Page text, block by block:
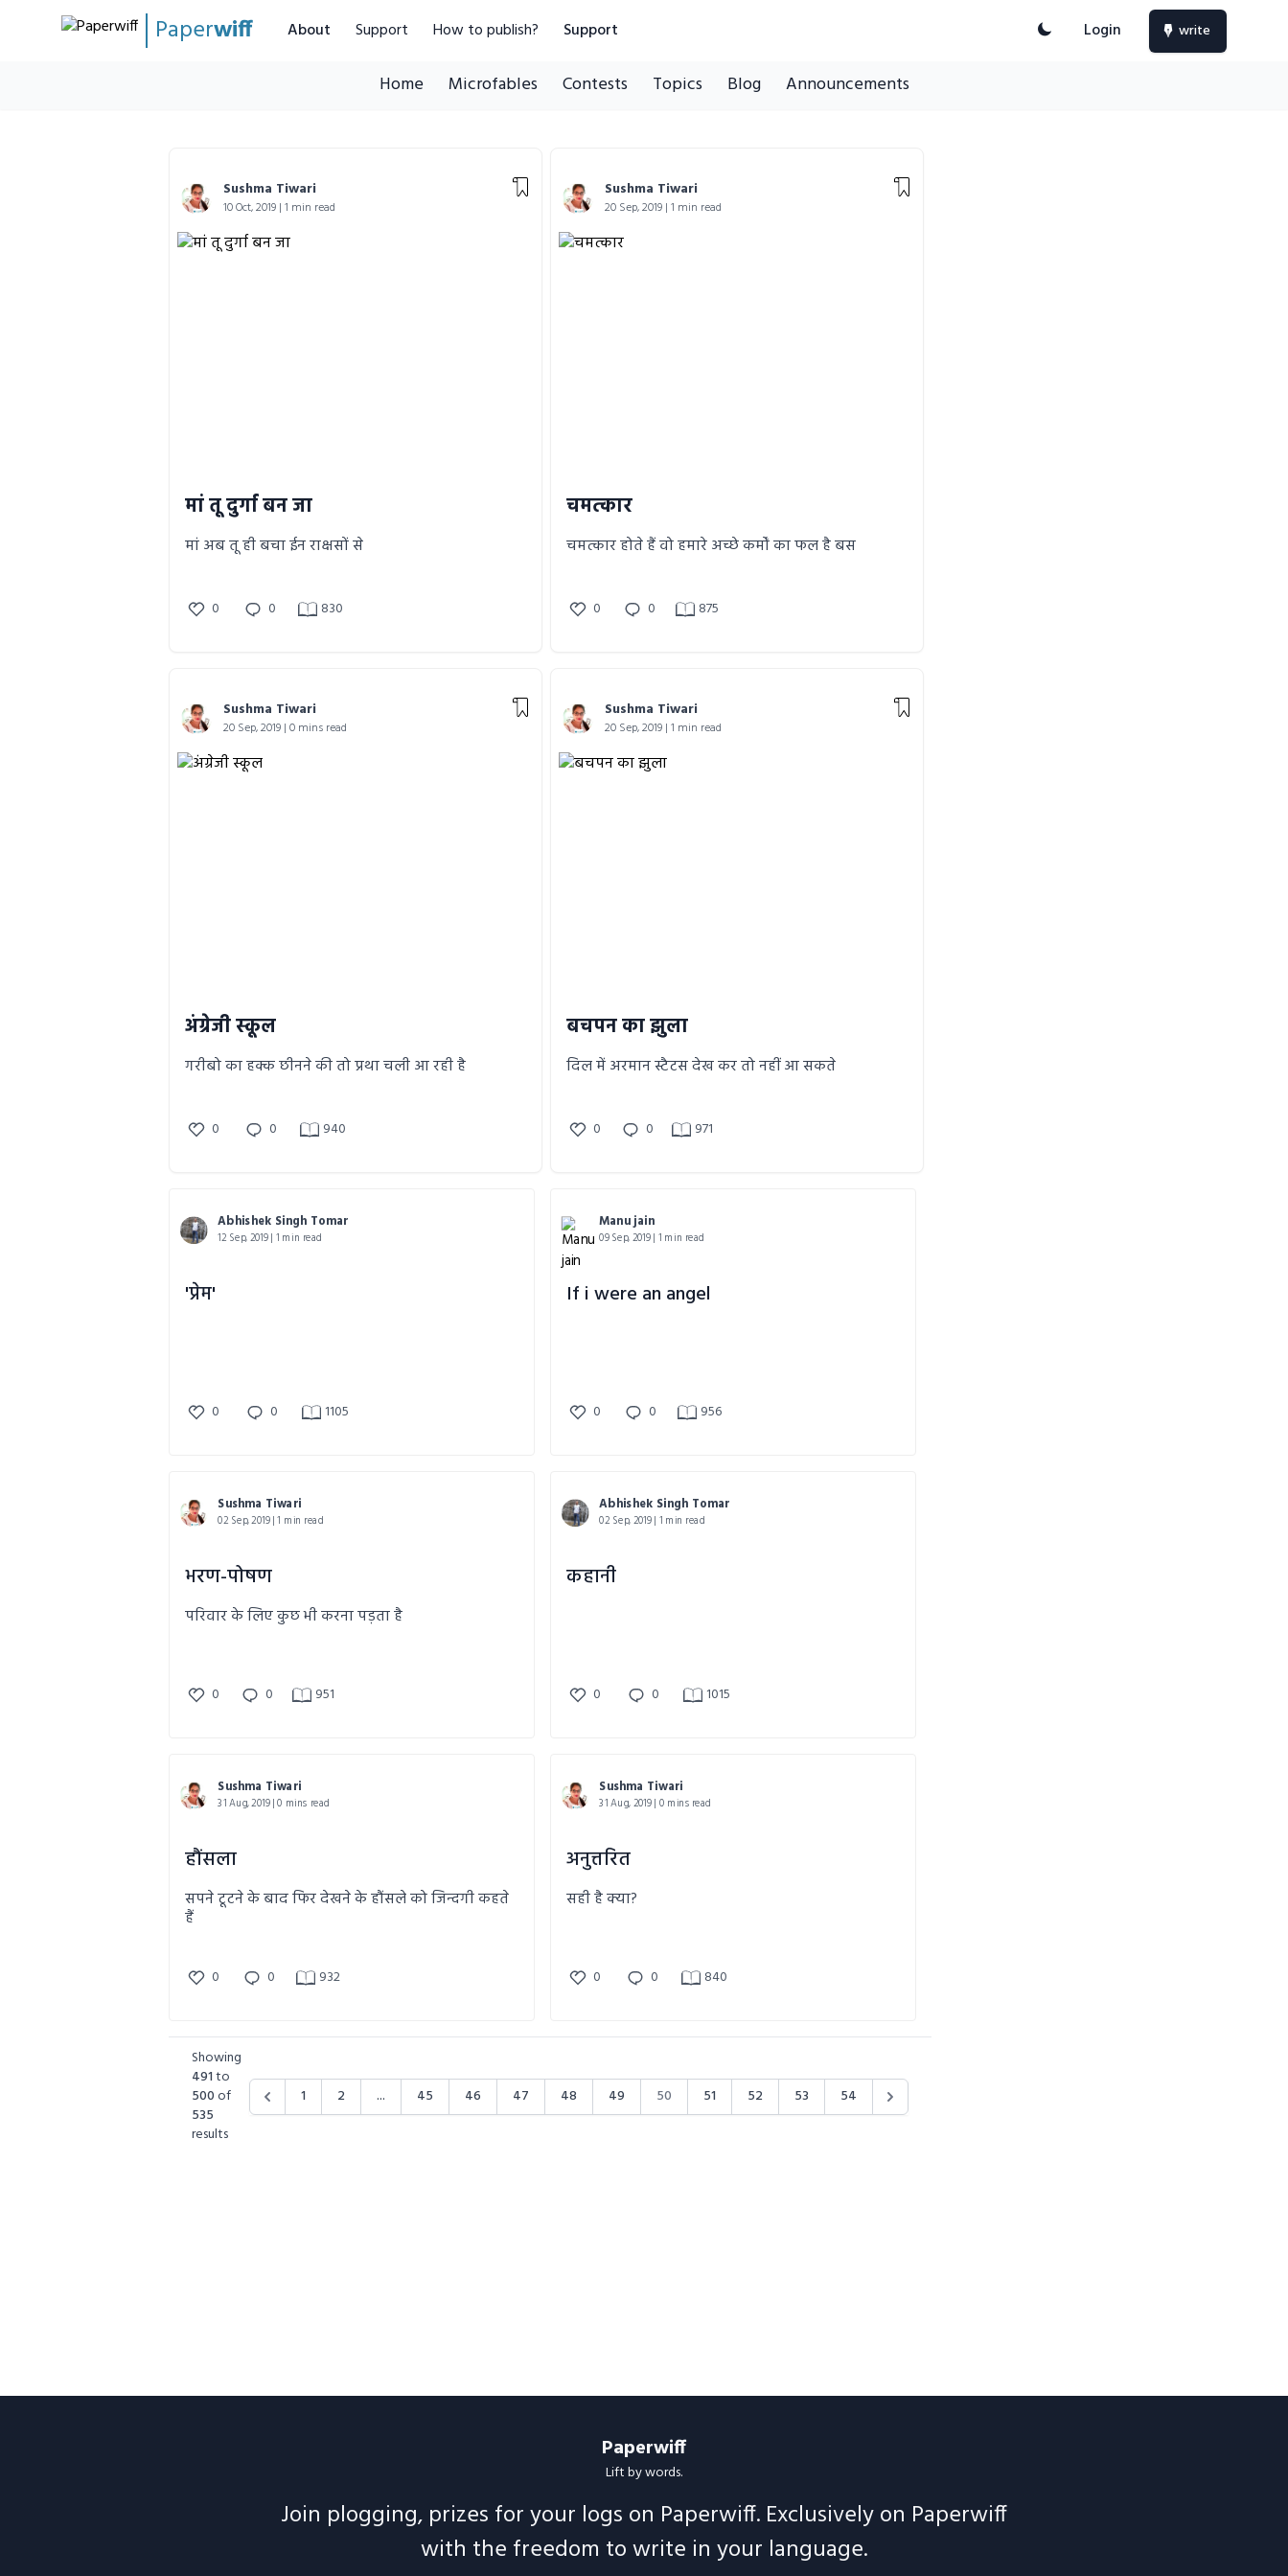
Paperwiff About Support How to publish? Support Login write
Home Microfables Contests Topics Blog Announcements
Sushma Tiwari
10 Oct, 2019 | 1 min read
मां तू दुर्गा बन जा
मां अब तू ही बचा ईन राक्षसों से
0 0 830
Sushma Tiwari
20 Sep, 2019 | 1 min read
चमत्कार
चमत्कार होते हैं वो हमारे अच्छे कर्मों का फल है बस
0 0 875
Sushma Tiwari
20 Sep, 2019 | 0 mins read
अंग्रेजी स्कूल
गरीबो का हक्क छीनने की तो प्रथा चली आ रही है
0 0 940
Sushma Tiwari
20 Sep, 2019 | 1 min read
बचपन का झुला
दिल में अरमान स्टैटस देख कर तो नहीं आ सकते
0 0 971
Abhishek Singh Tomar
12 Sep, 2019 | 1 min read
'प्रेम'
0 0 1105
Manu jain
09 Sep, 2019 | 1 min read
If i were an angel
0 0 956
Sushma Tiwari
02 Sep, 2019 | 1 min read
भरण-पोषण
परिवार के लिए कुछ भी करना पड़ता है
0 0 951
Abhishek Singh Tomar
02 Sep, 2019 | 1 min read
कहानी
0 0 1015
Sushma Tiwari
31 Aug, 2019 | 0 mins read
हौंसला
सपने टूटने के बाद फिर देखने के हौंसले को जिन्दगी कहते
हैं
0 0 932
Sushma Tiwari
31 Aug, 2019 | 0 mins read
अनुत्तरित
सही है क्या?
0 0 840
Showing
491to
500 of
535
results
1 2 ... 45 46 47 48 49 50 51 52 53 54
Paperwiff
Lift by words.
Join plogging, prizes for your logs on Paperwiff. Exclusively on Paperwiff
with the freedom to write in your language.